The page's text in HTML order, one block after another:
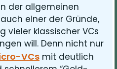
der allgemeinen
einer der Gründe,
vieler klassischer VCs
will. Denn nicht nur
VCs mit deutlich